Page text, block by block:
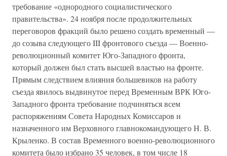
требование «однородного социалистического
правительства». 24 ноября после продолжительных
переговоров фракций было решено создать временный —
до созыва следующего III фронтового съезда — Военно-
революционный комитет Юго-Западного фронта,
который должен был стать высшей властью на фронте.
Прямым следствием влияния большевиков на работу
съезда явилось выдвинутое перед Временным ВРК Юго-
Западного фронта требование подчиняться всем
распоряжениям Совета Народных Комиссаров и
назначенного им Верховного главнокомандующего Н. В.
Крыленко. В состав Временного военно-революционного
комитета было избрано 35 человек, в том числе 18